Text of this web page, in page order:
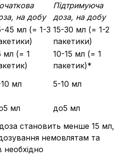
, на добу
Підтримуюча
доза, на добу
45 мл (= 1-3 15-30 мл (= 1-2
пакетики)
мл (= 1
10-15 мл (= 1
пакетик)*
мл
5-10 мл
мл
до5 мл
становить менше 15 мл,
немовлятам та
необхідно